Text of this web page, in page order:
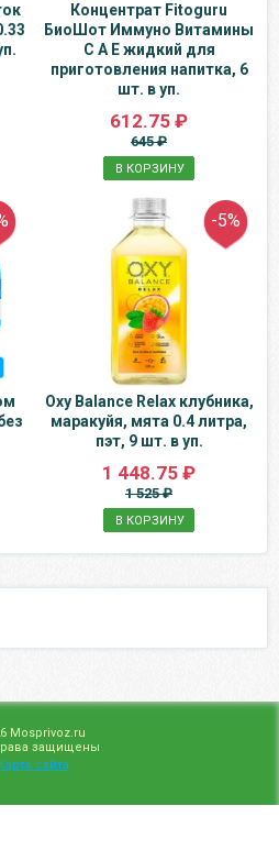
Концентрат Fitoguru
БиоШот Иммуно Витамины
С А Е жидкий для
приготовления напитка, 6
шт. в уп.
612.75 ₽
645 ₽
В КОРЗИНУ
-5%
Oxy Balance Relax клубника,
маракуйя, мята 0.4 литра,
пэт, 9 шт. в уп.
1 448.75 ₽
1 525 ₽
В КОРЗИНУ
Mosprivoz.ru
защищены
Карта сайта